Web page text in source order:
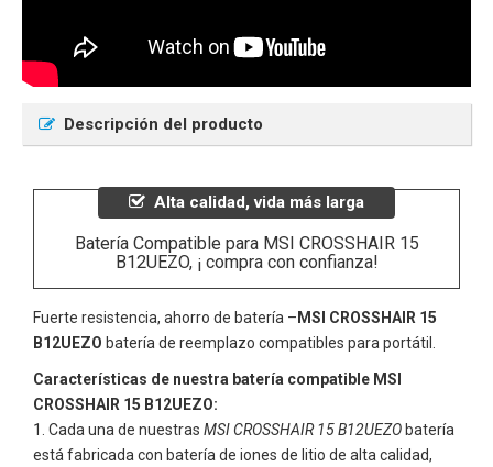
Descripción del producto
Alta calidad, vida más larga
Batería Compatible para MSI CROSSHAIR 15
B12UEZO, ¡ compra con confianza!
Fuerte resistencia, ahorro de batería – MSI CROSSHAIR 15
B12UEZO batería de reemplazo compatibles para portátil.
Características de nuestra batería compatible MSI
CROSSHAIR 15 B12UEZO:
Cada una de nuestras MSI CROSSHAIR 15 B12UEZO batería
está fabricada con batería de iones de litio de alta calidad,